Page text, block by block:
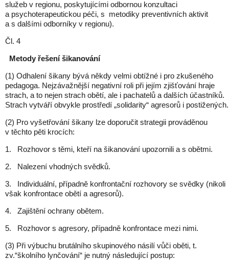
služeb v regionu, poskytujícími odbornou konzultaci
a psychoterapeutickou péči, s metodiky preventivních aktivit
a s dalšími odborníky v regionu).
Čl. 4
Metody řešení šikanování
(1) Odhalení šikany bývá někdy velmi obtížné i pro zkušeného
pedagoga. Nejzávažnější negativní roli při jejím zjišťování hraje
strach, a to nejen strach obětí, ale i pachatelů a dalších účastníků.
Strach vytváří obvykle prostředí „solidarity“ agresorů i postižených.
(2) Pro vyšetřování šikany lze doporučit strategii prováděnou
v těchto pěti krocích:
1. Rozhovor s těmi, kteří na šikanování upozornili a s obětmi.
2. Nalezení vhodných svědků.
3. Individuální, případně konfrontační rozhovory se svědky (nikoli
však konfrontace obětí a agresorů).
4. Zajištění ochrany obětem.
5. Rozhovor s agresory, případně konfrontace mezi nimi.
(3) Při výbuchu brutálního skupinového násilí vůči oběti, t.
zv.“školního lynčování“ je nutný následující postup: